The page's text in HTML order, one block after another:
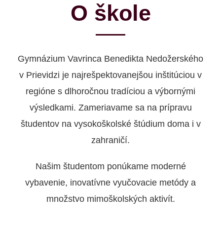
O škole
Gymnázium Vavrinca Benedikta Nedožerského
v Prievidzi je najrešpektovanejšou inštitúciou v
regióne s dlhoročnou tradíciou a výbornými
výsledkami. Zameriavame sa na prípravu
študentov na vysokoškolské štúdium doma i v
zahraničí.
Našim študentom ponúkame moderné
vybavenie, inovatívne vyučovacie metódy a
množstvo mimoškolských aktivít.